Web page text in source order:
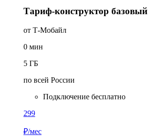
Тариф-конструктор базовый
от Т-Мобайл
0 мин
5 ГБ
по всей России
Подключение бесплатно
299
₽/мес